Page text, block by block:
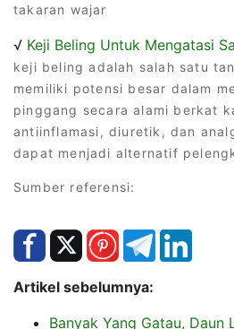
takaran wajar
√ Keji Beling Untuk Mengatasi
keji beling adalah salah satu
memiliki potensi besar dalam
pinggang secara alami berkat
antiinflamasi, diuretik, dan
dapat menjadi alternatif
Sumber referensi:
Artikel sebelumnya:
Banyak Yang Gatau, Daun